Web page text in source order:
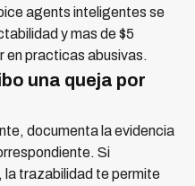
agents inteligentes se
y mas de $5
en practicas abusivas.
una queja por
documenta la evidencia
Si
trazabilidad te permite